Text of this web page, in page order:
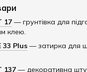
17 — грунтівка для
клею.​
33 Plus — затирка для
137 — декоративна